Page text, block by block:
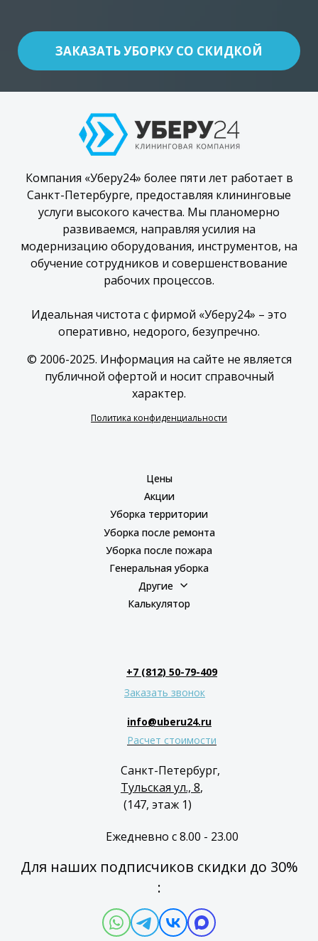
ЗАКАЗАТЬ УБОРКУ СО СКИДКОЙ
Компания «Уберу24» более пяти лет работает в
Санкт-Петербурге, предоставляя клининговые
услуги высокого качества. Мы планомерно
развиваемся, направляя усилия на
модернизацию оборудования, инструментов, на
обучение сотрудников и совершенствование
рабочих процессов.
Идеальная чистота с фирмой «Уберу24» – это
оперативно, недорого, безупречно.
© 2006-2025. Информация на сайте не является
публичной офертой и носит справочный
характер.
Политика конфиденциальности
Цены
Акции
Уборка территории
Уборка после ремонта
Уборка после пожара
Генеральная уборка
Другие
Калькулятор
+7 (812) 50-79-409
Заказать звонок
info@uberu24.ru
Расчет стоимости
Санкт-Петербург,
Тульская ул., 8,
(147, этаж 1)
Ежедневно с 8.00 - 23.00
Для наших подписчиков скидки до 30%
: